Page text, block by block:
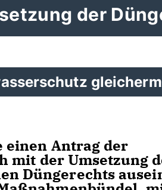
der
einen Antrag der
der Umsetzung
Düngerechts